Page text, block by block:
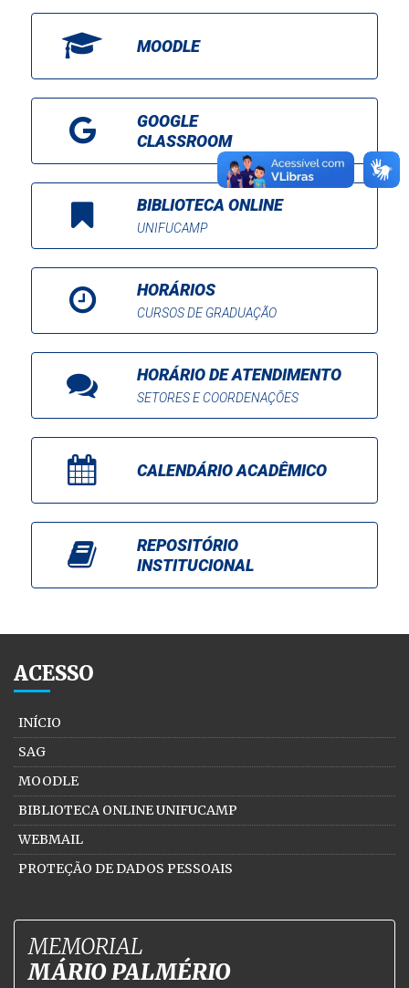
MOODLE
GOOGLE
CLASSROOM
BIBLIOTECA ONLINE
UNIFUCAMP
HORÁRIOS
CURSOS DE GRADUAÇÃO
HORÁRIO DE ATENDIMENTO
SETORES E COORDENAÇÕES
CALENDÁRIO ACADÊMICO
REPOSITÓRIO
INSTITUCIONAL
ACESSO
INÍCIO
SAG
MOODLE
BIBLIOTECA ONLINE UNIFUCAMP
WEBMAIL
PROTEÇÃO DE DADOS PESSOAIS
MEMORIAL
MÁRIO PALMÉRIO